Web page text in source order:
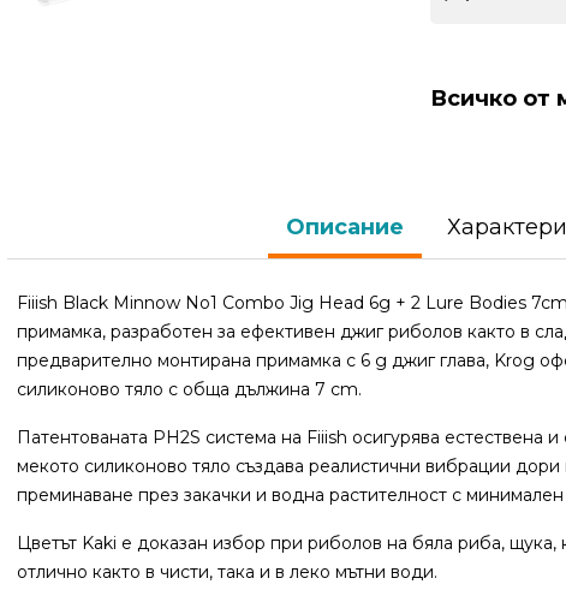
Всичко от
Описание
Fiiish Black Minnow No1 Combo Jig Head 6g + 2 Lure Bodies
примамка, разработен за ефективен джиг риболов както в
предварително монтирана примамка с 6 g джиг глава, Krog
силиконово тяло с обща дължина 7 cm.
Патентованата PH2S система на Fiiish осигурява естествена
мекото силиконово тяло създава реалистични вибрации
преминаване през закачки и водна растителност с минимален
Цветът Kaki е доказан избор при риболов на бяла риба, щука,
отлично както в чисти, така и в леко мътни води.